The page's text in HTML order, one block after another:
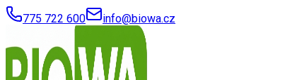
775 722 600 info@biowa.cz